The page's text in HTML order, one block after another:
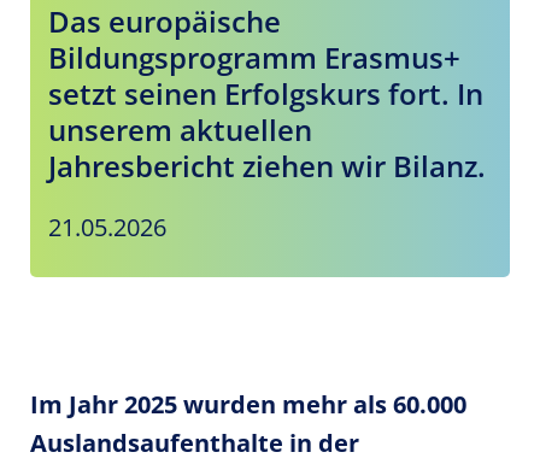
Das europäische
Bildungsprogramm Erasmus+
setzt seinen Erfolgskurs fort. In
unserem aktuellen
Jahresbericht ziehen wir Bilanz.
21.05.2026
Im Jahr 2025 wurden mehr als 60.000
Auslandsaufenthalte in der